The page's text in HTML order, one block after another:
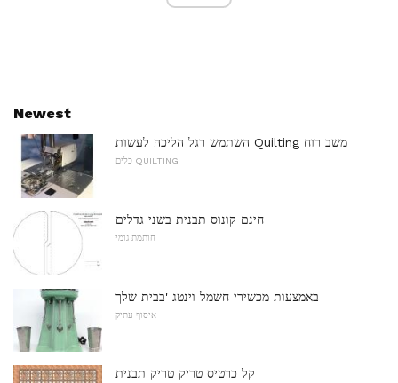
Newest
השתמש רגל הליכה לעשות Quilting משב רוח
כלים QUILTING
חינם קונוס תבנית בשני גדלים
חותמת גומי
באמצעות מכשירי חשמל וינטג 'בבית שלך
איסוף עתיק
קל כרטיס טריק טריק תבנית